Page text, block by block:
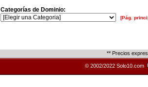
Categorías de Dominio:
[Pág.
** Precios
© 2002/2022 Solo10.com